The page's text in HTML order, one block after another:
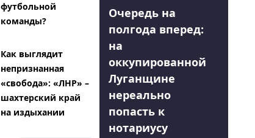
футбольной
команды?
Как выглядит
непризнанная
«свобода»: «ЛНР» –
шахтерский край
на издыхании
Очередь на
полгода вперед:
на
оккупированной
Луганщине
нереально
попасть к
нотариусу